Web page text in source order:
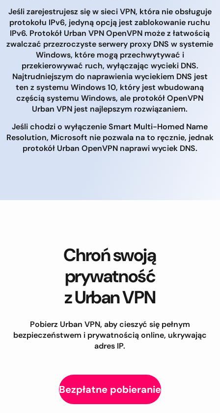
Jeśli zarejestrujesz się w sieci VPN, która nie obsługuje
protokołu IPv6, jedyną opcją jest zablokowanie ruchu
IPv6. Protokół Urban VPN OpenVPN może z łatwością
zwalczać przezroczyste serwery proxy DNS w systemie
Windows, które mogą przechwytywać i
przekierowywać ruch, wyłączając wycieki DNS.
Najtrudniejszym do naprawienia wyciekiem DNS jest
ten z systemu Windows 10, który jest wbudowaną
częścią systemu Windows, ale protokół OpenVPN
Urban VPN jest najlepszym rozwiązaniem.
Jeśli chodzi o wyłączenie Smart Multi-Homed Name
Resolution, Microsoft nie pozwala na to ręcznie, jednak
protokół Urban OpenVPN naprawi wyciek DNS.
Chroń swoją
prywatność
z Urban VPN
Pobierz Urban VPN, aby cieszyć się pełnym
bezpieczeństwem i prywatnością online, ukrywając
adres IP.
Bezpłatne pobieranie